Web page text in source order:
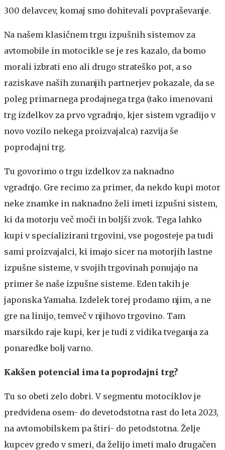
300 delavcev, komaj smo dohitevali povpraševanje.
Na našem klasičnem trgu izpušnih sistemov za
avtomobile in motocikle se je res kazalo, da bomo
morali izbrati eno ali drugo strateško pot, a so
raziskave naših zunanjih partnerjev pokazale, da se
poleg primarnega prodajnega trga (tako imenovani
trg izdelkov za prvo vgradnjo, kjer sistem vgradijo v
novo vozilo nekega proizvajalca) razvija še
poprodajni trg.
Tu govorimo o trgu izdelkov za naknadno
vgradnjo. Gre recimo za primer, da nekdo kupi motor
neke znamke in naknadno želi imeti izpušni sistem,
ki da motorju več moči in boljši zvok. Tega lahko
kupi v specializirani trgovini, vse pogosteje pa tudi
sami proizvajalci, ki imajo sicer na motorjih lastne
izpušne sisteme, v svojih trgovinah ponujajo na
primer še naše izpušne sisteme. Eden takih je
japonska Yamaha. Izdelek torej prodamo njim, a ne
gre na linijo, temveč v njihovo trgovino. Tam
marsikdo raje kupi, ker je tudi z vidika tveganja za
ponaredke bolj varno.
Kakšen potencial ima ta poprodajni trg?
Tu so obeti zelo dobri. V segmentu motociklov je
predvidena osem- do devetodstotna rast do leta 2023,
na avtomobilskem pa štiri- do petodstotna. Želje
kupcev gredo v smeri, da želijo imeti malo drugačen